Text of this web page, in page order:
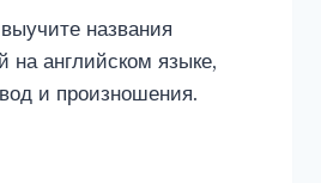
названия
на английском языке,
и произношения.